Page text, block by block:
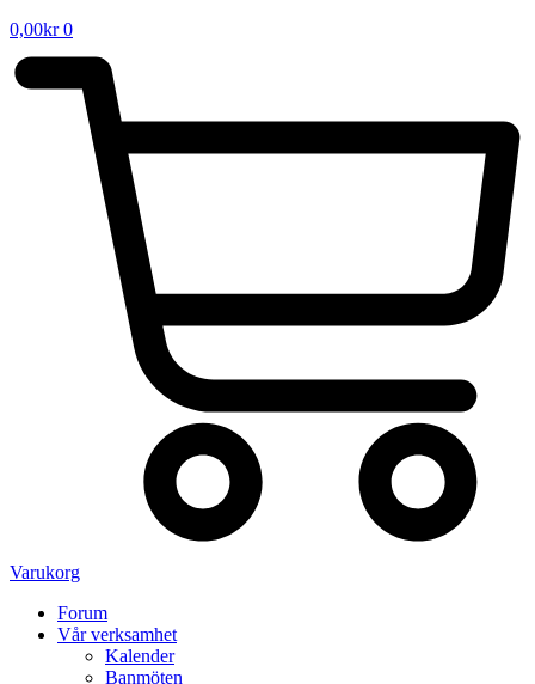
0,00kr 0
Varukorg
Forum
Vår verksamhet
Kalender
Banmöten